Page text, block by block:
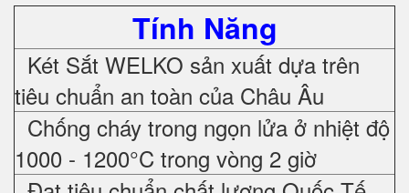
Tính Năng
Két Sắt WELKO sản xuất dựa trên
tiêu chuẩn an toàn của Châu Âu
Chống cháy trong ngọn lửa ở nhiệt độ
1000 - 1200°C trong vòng 2 giờ